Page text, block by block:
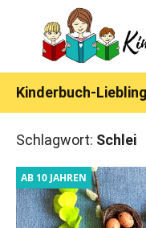
content
Kinderbuch-
Schlagwort: Schlei
AB 10 JAHREN